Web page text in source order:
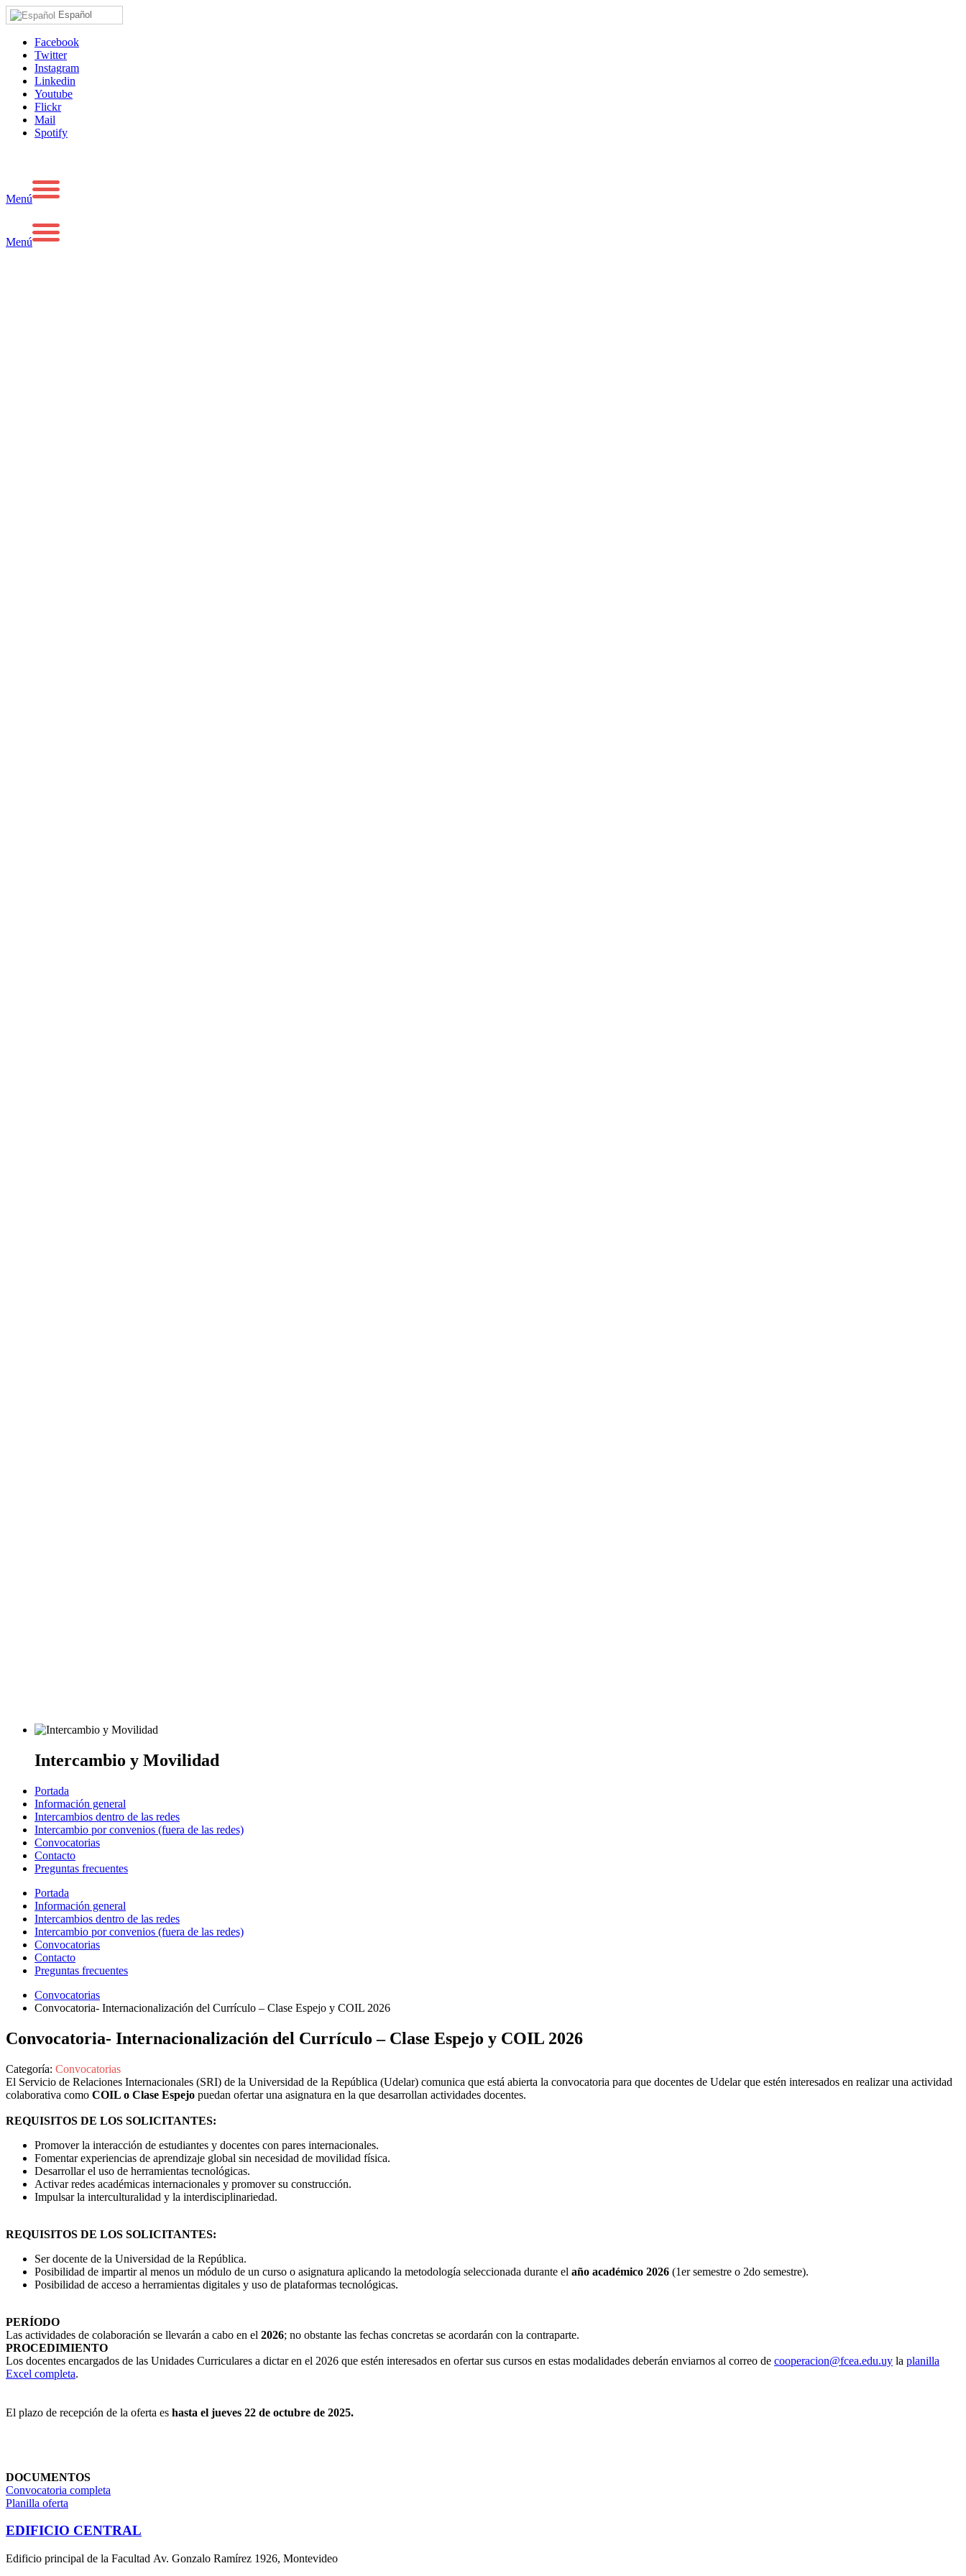
Español
Facebook
Twitter
Instagram
Linkedin
Youtube
Flickr
Mail
Spotify
Menú
Menú
Intercambio y Movilidad
Portada
Información general
Intercambios dentro de las redes
Intercambio por convenios (fuera de las redes)
Convocatorias
Contacto
Preguntas frecuentes
Portada
Información general
Intercambios dentro de las redes
Intercambio por convenios (fuera de las redes)
Convocatorias
Contacto
Preguntas frecuentes
Convocatorias
Convocatoria- Internacionalización del Currículo – Clase Espejo y COIL 2026
Convocatoria- Internacionalización del Currículo – Clase Espejo y COIL 2026
Categoría: Convocatorias
El Servicio de Relaciones Internacionales (SRI) de la Universidad de la República (Udelar) comunica que está abierta la convocatoria para que docentes de Udelar que estén interesados en realizar una actividad
colaborativa como COIL o Clase Espejo puedan ofertar una asignatura en la que desarrollan actividades docentes.
REQUISITOS DE LOS SOLICITANTES:
Promover la interacción de estudiantes y docentes con pares internacionales.
Fomentar experiencias de aprendizaje global sin necesidad de movilidad física.
Desarrollar el uso de herramientas tecnológicas.
Activar redes académicas internacionales y promover su construcción.
Impulsar la interculturalidad y la interdisciplinariedad.
REQUISITOS DE LOS SOLICITANTES:
Ser docente de la Universidad de la República.
Posibilidad de impartir al menos un módulo de un curso o asignatura aplicando la metodología seleccionada durante el año académico 2026 (1er semestre o 2do semestre).
Posibilidad de acceso a herramientas digitales y uso de plataformas tecnológicas.
PERÍODO
Las actividades de colaboración se llevarán a cabo en el 2026; no obstante las fechas concretas se acordarán con la contraparte.
PROCEDIMIENTO
Los docentes encargados de las Unidades Curriculares a dictar en el 2026 que estén interesados en ofertar sus cursos en estas modalidades deberán enviarnos al correo de cooperacion@fcea.edu.uy la planilla
Excel completa.
El plazo de recepción de la oferta es hasta el jueves 22 de octubre de 2025.
DOCUMENTOS
Convocatoria completa
Planilla oferta
EDIFICIO CENTRAL
Edificio principal de la Facultad Av. Gonzalo Ramírez 1926, Montevideo